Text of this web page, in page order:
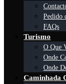
Pedido
FAQs
Turismo
O Que
Onde
Onde
Caminhada